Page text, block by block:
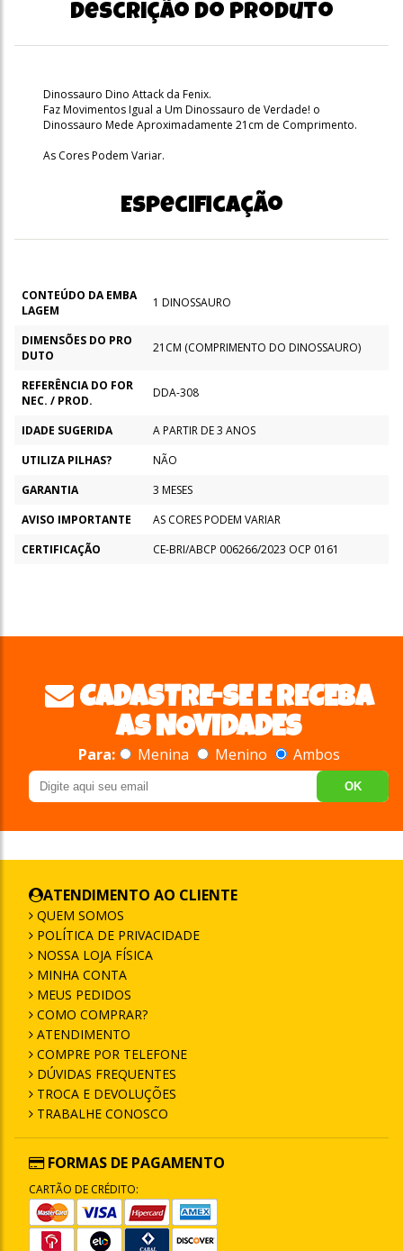
Descrição do produto
Dinossauro Dino Attack da Fenix.
Faz Movimentos Igual a Um Dinossauro de Verdade! o
Dinossauro Mede Aproximadamente 21cm de Comprimento.
As Cores Podem Variar.
Especificação
CONTEÚDO DA EMBA
LAGEM
1 DINOSSAURO
DIMENSÕES DO PRO
DUTO
21CM (COMPRIMENTO DO DINOSSAURO)
REFERÊNCIA DO FOR
NEC. / PROD.
DDA-308
IDADE SUGERIDA
A PARTIR DE 3 ANOS
UTILIZA PILHAS?
NÃO
GARANTIA
3 MESES
AVISO IMPORTANTE
AS CORES PODEM VARIAR
CERTIFICAÇÃO
CE-BRI/ABCP 006266/2023 OCP 0161
CADASTRE-SE E RECEBA
AS NOVIDADES
Para: Menina Menino Ambos
OK
ATENDIMENTO AO CLIENTE
QUEM SOMOS
POLÍTICA DE PRIVACIDADE
NOSSA LOJA FÍSICA
MINHA CONTA
MEUS PEDIDOS
COMO COMPRAR?
ATENDIMENTO
COMPRE POR TELEFONE
DÚVIDAS FREQUENTES
TROCA E DEVOLUÇÕES
TRABALHE CONOSCO
FORMAS DE PAGAMENTO
CARTÃO DE CRÉDITO: